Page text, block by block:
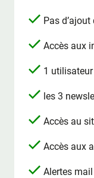
Pas d’ajout
Accès aux
1 utilisateur
les 3
Accès au
Accès aux
Alertes mail